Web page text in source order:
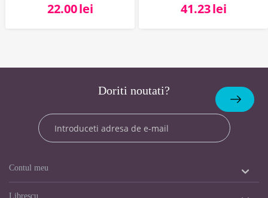
clasa a XII-a, Volumul II
22.00lei 41.23lei
Doriti noutati?
Abonare
Contul meu
Librescu